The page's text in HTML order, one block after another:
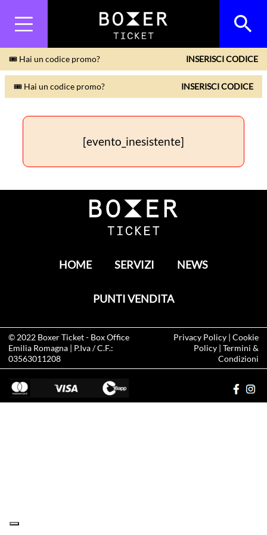
🎟 Hai un codice promo? INSERISCI CODICE
🎟 Hai un codice promo? INSERISCI CODICE
[evento_inesistente]
HOME SERVIZI NEWS
PUNTI VENDITA
© 2022 Boxer Ticket- Box Office
Emilia Romagna | P.Iva / C.F.:
03563011208
Privacy Policy| Cookie
Policy| Termini &
Condizioni